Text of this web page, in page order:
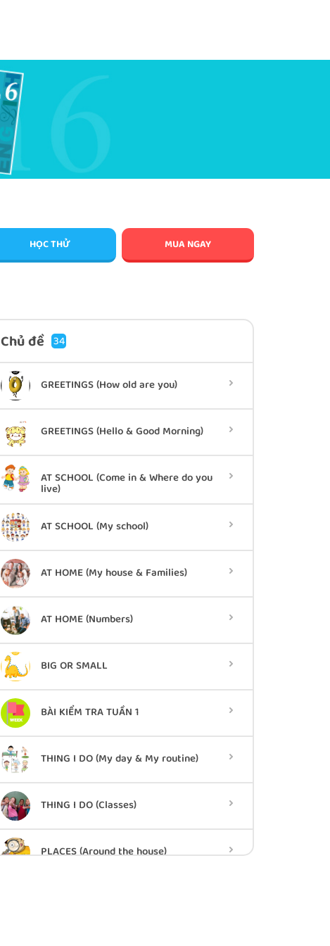
HỌC THỬ MUA NGAY
Chủ đề 34
GREETINGS (How old are you)
GREETINGS (Hello & Good Morning)
AT SCHOOL (Come in & Where do you
live)
AT SCHOOL (My school)
AT HOME (My house & Families)
AT HOME (Numbers)
BIG OR SMALL
BÀI KIỂM TRA TUẦN 1
THING I DO (My day & My routine)
THING I DO (Classes)
PLACES (Around the house)